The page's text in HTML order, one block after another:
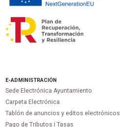
E-ADMINISTRACIÓN
Sede Electrónica Ayuntamiento
Carpeta Electrónica
Tablón de anuncios y editos electrónicos
Pago de Tributos i Tasas